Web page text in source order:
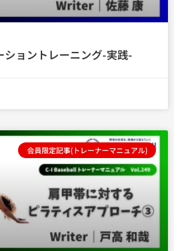
ショントレーニング-実践-
会員限定記事(トレーナーマニュアル)